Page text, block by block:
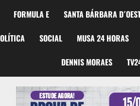
FORMULA E SANTA BÁRBARA
SOCIAL MUSA 24 HORAS
DENNIS MORAES